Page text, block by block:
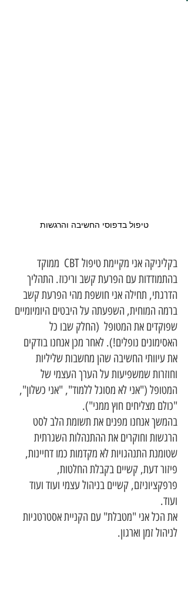
טיפול בדפוסי החשיבה והרגשות
בקליניקה אני מקיימת טיפול CBT  ממוקד
בהתמודדות עם הפרעת קשב וריכוז. התהליך
הדרגתי, תחילה אני חושפת מהי הפרעת קשב
ברמה המוחית, השפעתה על היבטים היומיומיים
שפוקדים את המטופל  (החלק שבו כל
האסימונים נופלים!). לאחר מכן אנחנו בודקים
את עיוותי החשיבה שהן מחשבות שליליות
וחוזרות שמשפיעות על הערך העצמי של
המטופל ("אני לא מסוגל ללמוד", "אני כשלון",
"כולם מצליחים חוץ ממני").
בהמשך אנחנו מפנים את תשומת הלב לסט
הרגשות וחוקרים את ההתנהלות השגרתית
שטומנת התנהגויות לא מקדמות כמו דחיינות,
פיזור דעת, קשיים בקבלת החלטות,
פרפקציוניזם, קשיים בניהול עצמי ועוד ועוד
ועוד.
את הכל אני "מטבלת" עם הקניית אסטרטגיות
לניהול זמן וארגון.